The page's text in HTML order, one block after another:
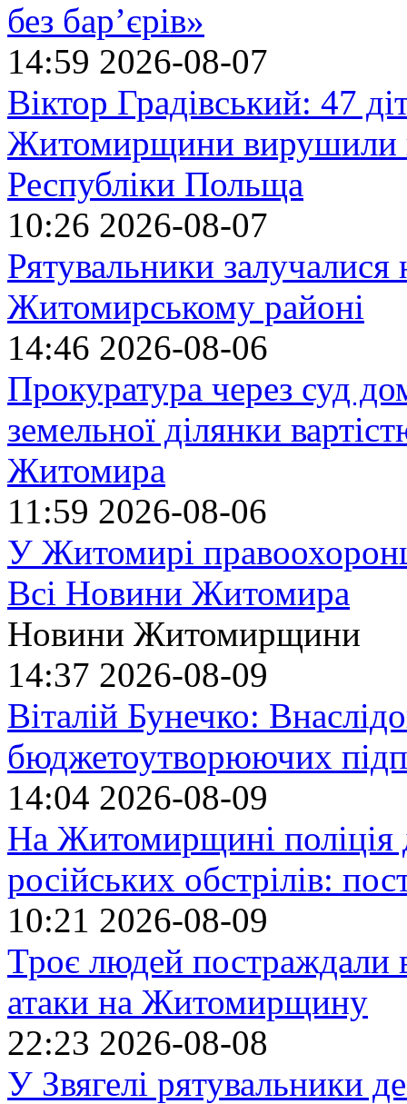
без бар’єрів»
14:59 2026-08-07
Віктор Градівський: 47
Житомирщини вирушили
Республіки Польща
10:26 2026-08-07
Рятувальники
Житомирському районі
14:46 2026-08-06
Прокуратура через суд
земельної ділянки
Житомира
11:59 2026-08-06
У Житомирі
Всі Новини Житомира
Новини Житомирщини
14:37 2026-08-09
Віталій Бунечко:
бюджетоутворюючих
14:04 2026-08-09
На Житомирщині поліція
російських обстрілів:
10:21 2026-08-09
Троє людей постраждали
атаки на Житомирщину
22:23 2026-08-08
У Звягелі рятувальники